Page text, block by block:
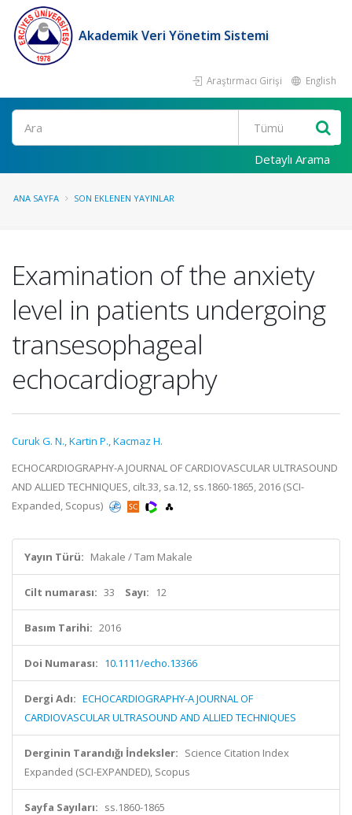
Akademik Veri Yönetim Sistemi
Araştırmacı Girişi English
Ara
Detaylı Arama
ANA SAYFA SON EKLENEN YAYINLAR
Examination of the anxiety
level in patients undergoing
transesophageal
echocardiography
Curuk G. N.,Kartin P.,Kacmaz H.
ECHOCARDIOGRAPHY-A JOURNAL OF CARDIOVASCULAR ULTRASOUND
AND ALLIED TECHNIQUES, cilt.33, sa.12, ss.1860-1865, 2016 (SCI-
Expanded, Scopus)
Yayın Türü: Makale / Tam Makale
Cilt numarası: 33 Sayı: 12
Basım Tarihi: 2016
Doi Numarası: 10.1111/echo.13366
Dergi Adı: ECHOCARDIOGRAPHY-A JOURNAL OF
CARDIOVASCULAR ULTRASOUND AND ALLIED TECHNIQUES
Derginin Tarandığı İndeksler: Science Citation Index
Expanded (SCI-EXPANDED), Scopus
Sayfa Sayıları: ss.1860-1865